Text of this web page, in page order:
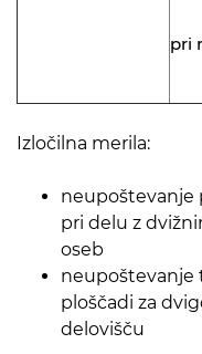
pri
Izločilna merila:
neupoštevanje
pri delu z
oseb
neupoštevanje
ploščadi za
delovišču